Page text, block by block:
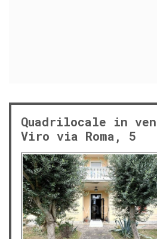
Quadrilocale in
Viro via Roma, 5